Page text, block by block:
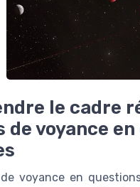
le cadre
de voyance
voyance en